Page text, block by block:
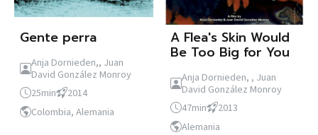
Gente perra
Anja Dornieden,, Juan
David González Monroy
25min
2014
Colombia, Alemania
A Flea's Skin Would
Be Too Big for You
Anja Dornieden, , Juan
David González Monroy
47min
2013
Alemania